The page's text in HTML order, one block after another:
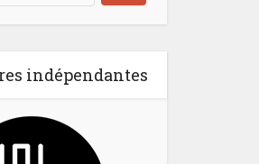
indépendantes